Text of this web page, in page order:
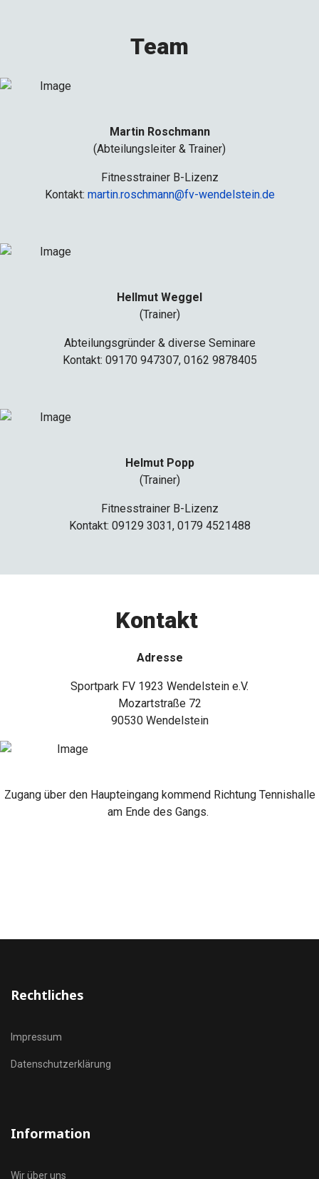
Team
Martin Roschmann
(Abteilungsleiter & Trainer)
Fitnesstrainer B-Lizenz
Kontakt: martin.roschmann@fv-wendelstein.de
Hellmut Weggel
(Trainer)
Abteilungsgründer & diverse Seminare
Kontakt: 09170 947307, 0162 9878405
Helmut Popp
(Trainer)
Fitnesstrainer B-Lizenz
Kontakt: 09129 3031, 0179 4521488
Kontakt
Adresse
Sportpark FV 1923 Wendelstein e.V.
Mozartstraße 72
90530 Wendelstein
Zugang über den Haupteingang kommend Richtung Tennishalle
am Ende des Gangs.
Rechtliches
Impressum
Datenschutzerklärung
Information
Wir über uns